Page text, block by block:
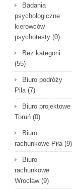
Badania
psychologiczne
kierowców
psychotesty (0)
Bez kategorii
(55)
Biuro podróży
Piła(7)
Biuro projektowe
Toruń (0)
Biuro
rachunkowe Piła(9)
Biuro
rachunkowe
Wrocław(9)